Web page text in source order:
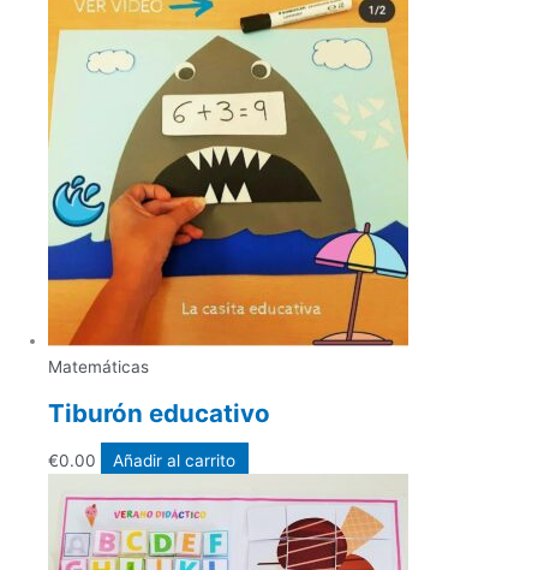
Matemáticas
Tiburón educativo
€0.00 Añadir al carrito